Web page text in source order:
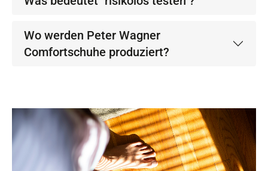
Wo werden Peter Wagner
Comfortschuhe produziert?